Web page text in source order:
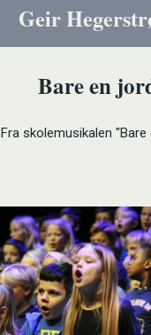
Geir
Bare en
Fra skolemusikalen "Bare